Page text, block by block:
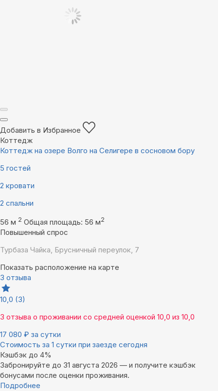
Добавить в Избранное
Коттедж
Коттедж на озере Волго на Селигере в сосновом бору
5 гостей
2 кровати
2 спальни
56 м 2 Общая площадь: 56 м2
Повышенный спрос
Турбаза Чайка, Брусничный переулок, 7
Показать расположение на карте
3 отзыва
10,0 (3)
3 отзыва о проживании со средней оценкой 10,0 из 10,0
17 080 ₽ за сутки
Стоимость за 1 сутки при заезде сегодня
Кэшбэк до 4%
Забронируйте до 31 августа 2026 — и получите кэшбэк
бонусами после оценки проживания.
Подробнее